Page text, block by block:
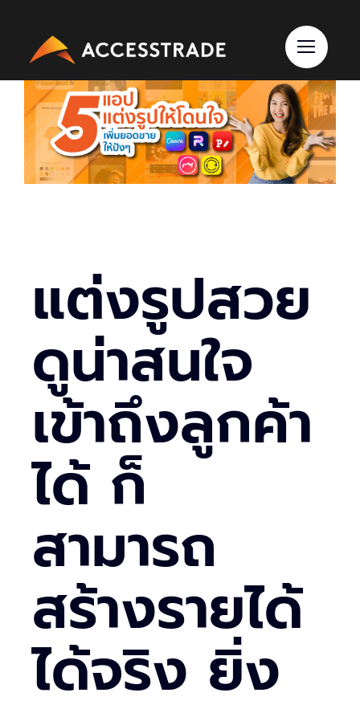
content
แต่งรูปสวย
ดูน่าสนใจ
เข้าถึงลูกค้า
ได้ ก็
สามารถ
สร้างรายได้
ได้จริง ยิ่ง